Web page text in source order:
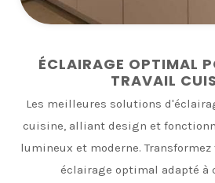
ÉCLAIRAGE OPTIMAL
TRAVAIL
Les meilleures solutions
cuisine, alliant design et
lumineux et moderne.
éclairage optimal adapté à